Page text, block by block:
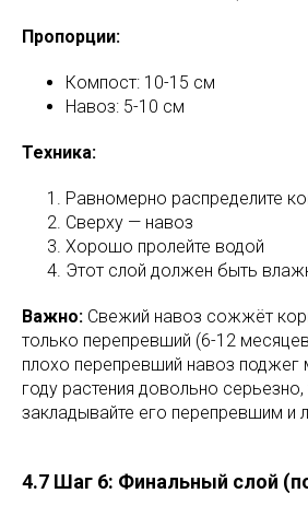
Пропорции:
Компост: 10-15 см
Навоз: 5-10 см
Техника:
Равномерно распределите
Сверху — навоз
Хорошо пролейте водой
Этот слой должен быть
Важно: Свежий навоз сожжёт
только перепревший (6-12
плохо перепревший навоз
году растения довольно серьезно,
закладывайте его перепревшим и
4.7 Шаг 6: Финальный слой